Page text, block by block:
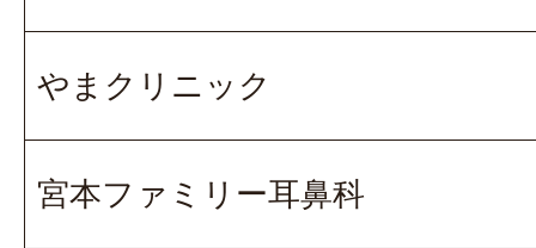
やまクリニック
宮本ファミリー耳鼻科